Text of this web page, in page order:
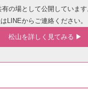
の場として公開しています
LINEからご連絡ください。
松山を詳しく見てみる ▶︎